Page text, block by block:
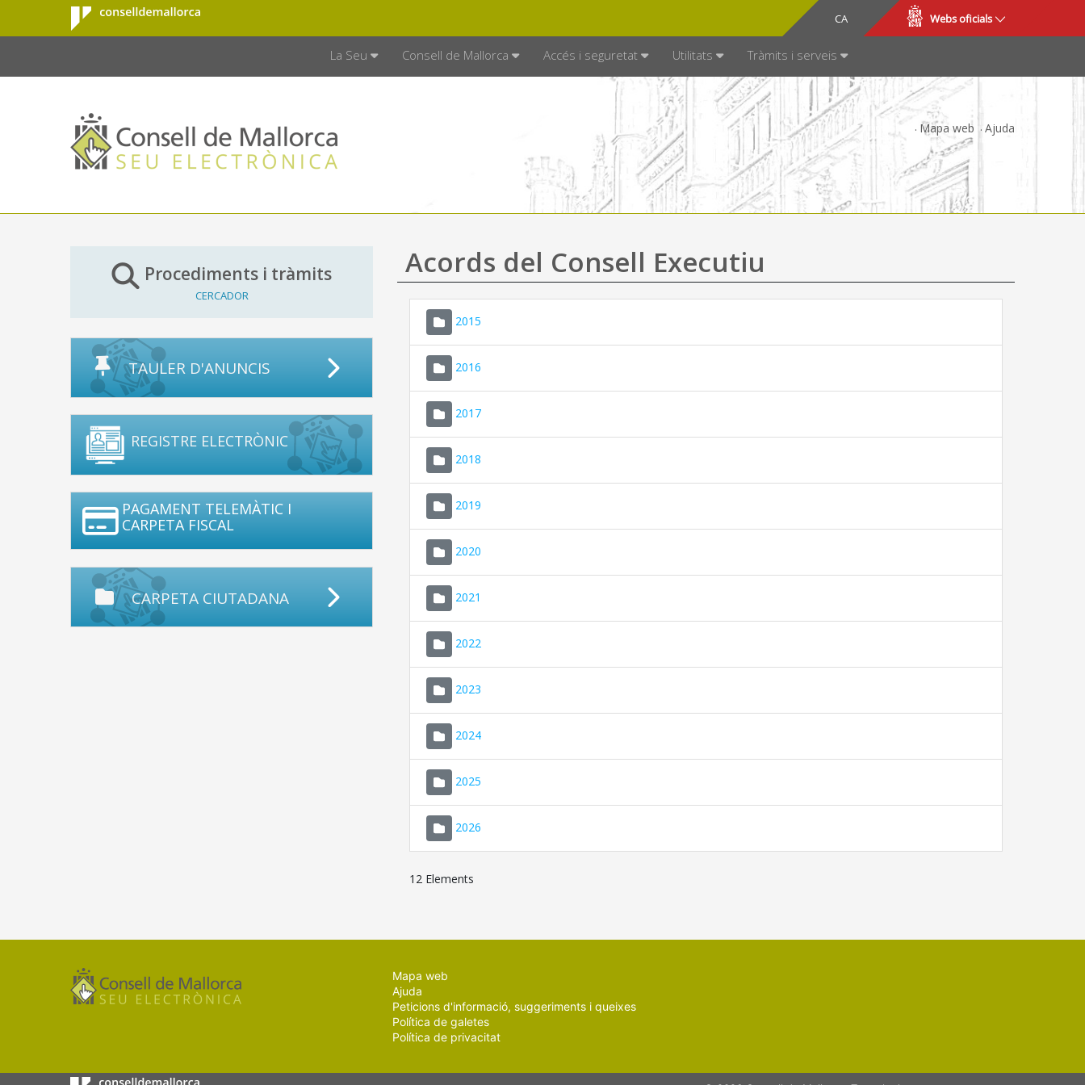
Salta al contingut principal
Consell de
Mallorca
CA
ES Webs oficials
La Seu Consell de Mallorca Accés i seguretat Utilitats Tràmits i serveis
Mapa web Ajuda
Procediments i tràmits
CERCADOR
TAULER D'ANUNCIS
REGISTRE ELECTRÒNIC
PAGAMENT TELEMÀTIC I
CARPETA FISCAL
CARPETA CIUTADANA
Acords del Consell Executiu
2015
2016
2017
2018
2019
2020
2021
2022
2023
2024
2025
2026
12 Elements
Mapa web
Ajuda
Peticions d'informació, suggeriments i queixes
Política de galetes
Política de privacitat